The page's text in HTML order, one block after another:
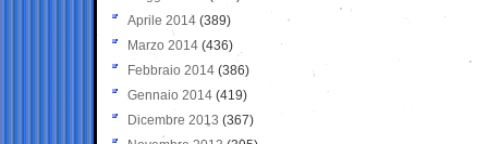
Aprile 2014 (389)
Marzo 2014 (436)
Febbraio 2014 (386)
Gennaio 2014 (419)
Dicembre 2013 (367)